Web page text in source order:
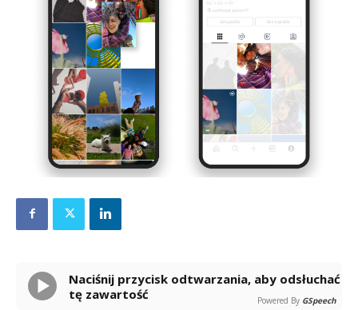
Naciśnij przycisk odtwarzania, aby odsłuchać
tę zawartość
Powered By GSpeech